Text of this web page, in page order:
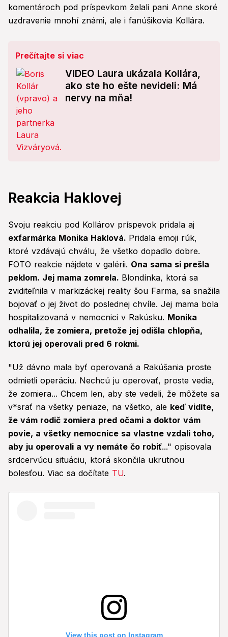
komentároch pod príspevkom želali pani Anne skoré
uzdravenie mnohí známi, ale i fanúšikovia Kollára.
Prečítajte si viac
VIDEO Laura ukázala Kollára,
ako ste ho ešte nevideli: Má
nervy na mňa!
Reakcia Haklovej
Svoju reakciu pod Kollárov príspevok pridala aj
exfarmárka Monika Haklová. Pridala emoji rúk,
ktoré vzdávajú chválu, že všetko dopadlo dobre.
FOTO reakcie nájdete v galérii. Ona sama si prešla
peklom. Jej mama zomrela. Blondínka, ktorá sa
zviditeľnila v markizáckej reality šou Farma, sa snažila
bojovať o jej život do poslednej chvíle. Jej mama bola
hospitalizovaná v nemocnici v Rakúsku. Monika
odhalila, že zomiera, pretože jej odišla chlopňa,
ktorú jej operovali pred 6 rokmi.
"Už dávno mala byť operovaná a Rakúšania proste
odmietli operáciu. Nechcú ju operovať, proste vedia,
že zomiera... Chcem len, aby ste vedeli, že môžete sa
v*srať na všetky peniaze, na všetko, ale keď vidíte,
že vám rodič zomiera pred očami a doktor vám
povie, a všetky nemocnice sa vlastne vzdali toho,
aby ju operovali a vy nemáte čo robiť..." opisovala
srdcervúcu situáciu, ktorá skončila ukrutnou
bolesťou. Viac sa dočítate TU.